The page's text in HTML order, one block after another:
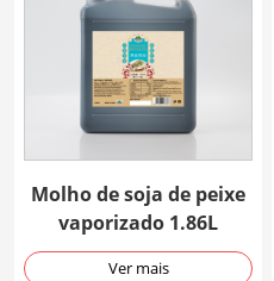
Molho de soja de peixe
vaporizado 1.86L
Ver mais